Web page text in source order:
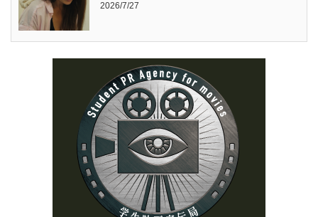
2026/7/27